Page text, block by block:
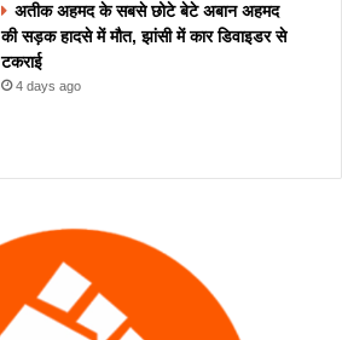
अतीक अहमद के सबसे छोटे बेटे अबान अहमद
की सड़क हादसे में मौत, झांसी में कार डिवाइडर से
टकराई
4 days ago